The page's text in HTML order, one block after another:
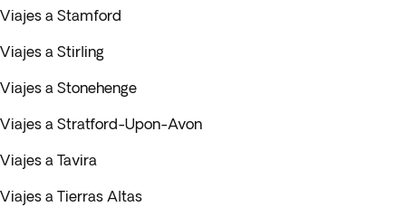
Viajes a Stamford
Viajes a Stirling
Viajes a Stonehenge
Viajes a Stratford-Upon-Avon
Viajes a Tavira
Viajes a Tierras Altas